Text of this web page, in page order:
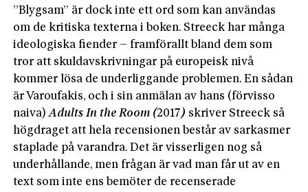
”Blygsam” är dock inte ett ord som kan användas
om de kritiska texterna i boken. Streeck har många
ideologiska fiender – framförallt bland dem som
tror att skuldavskrivningar på europeisk nivå
kommer lösa de underliggande problemen. En sådan
är Varoufakis, och i sin anmälan av hans (förvisso
naiva)Adults In the Room (2017) skriver Streeck så
högdraget att hela recensionen består av sarkasmer
staplade på varandra. Det är visserligen nog så
underhållande, men frågan är vad man får ut av en
text som inte ens bemöter de recenserade